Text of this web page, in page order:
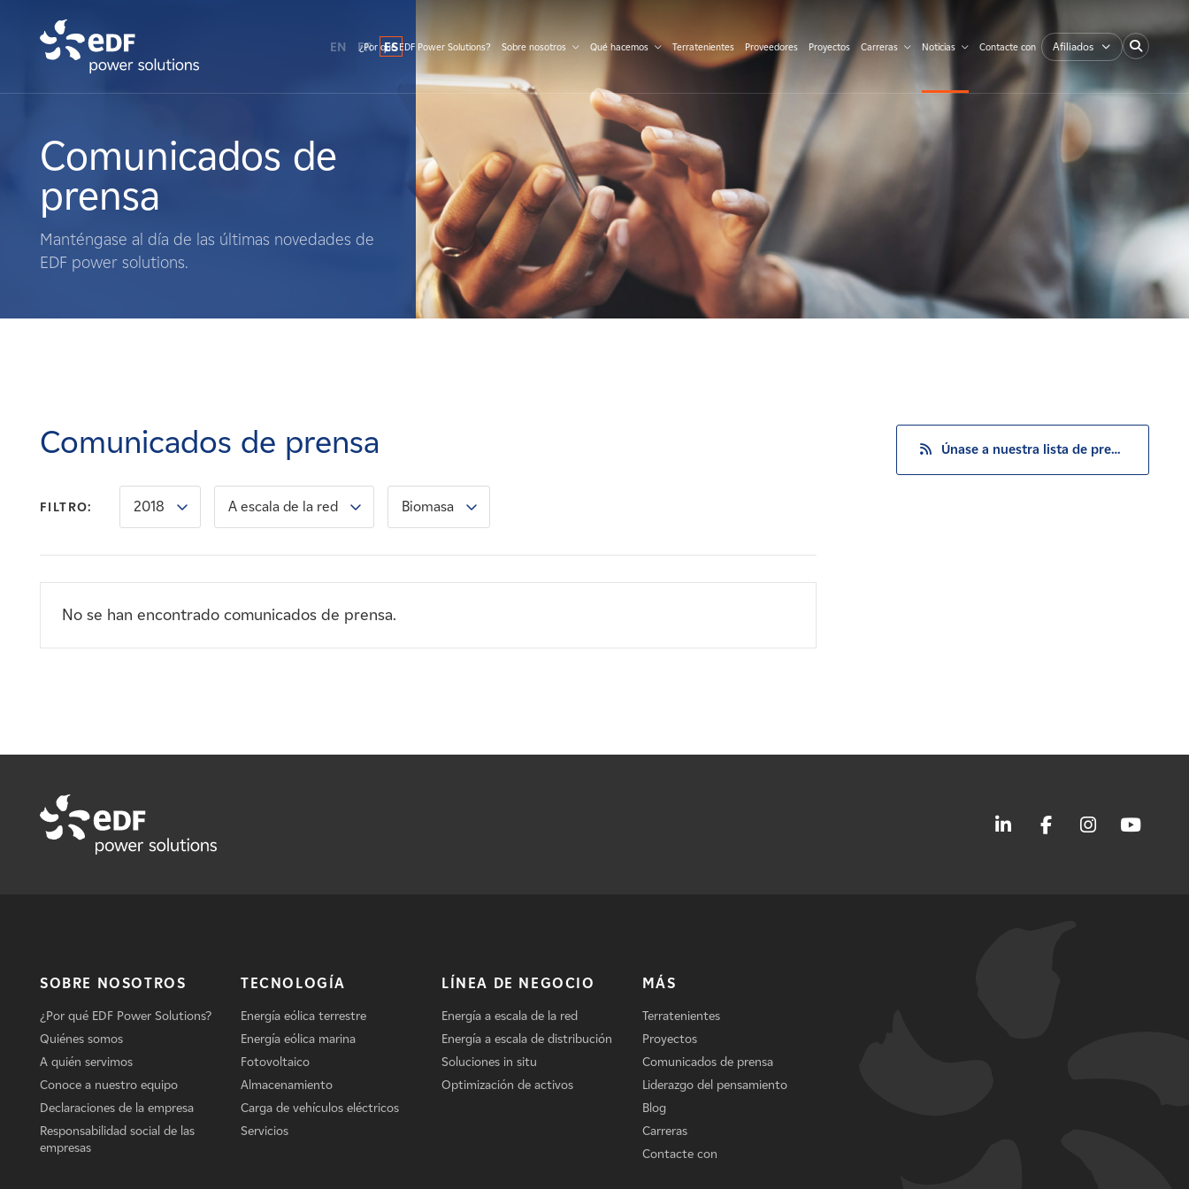
Qué hacemos
Terratenientes
Noticias
Contacte con
EN FR ES
¿Por qué EDF Power Solutions? Sobre nosotros Qué hacemos Terratenientes Proveedores Proyectos Carreras Noticias Contacte con Afiliados
Comunicados de
prensa
Manténgase al día de las últimas novedades de
EDF power solutions.
Comunicados de prensa
FILTRO: 2018 A escala de la red Biomasa
No se han encontrado comunicados de prensa.
Únase a nuestra lista de prensa
SOBRE NOSOTROS
¿Por qué EDF Power Solutions?
Quiénes somos
A quién servimos
Conoce a nuestro equipo
Declaraciones de la empresa
Responsabilidad social de las
empresas
TECNOLOGÍA
Energía eólica terrestre
Energía eólica marina
Fotovoltaico
Almacenamiento
Carga de vehículos eléctricos
Servicios
LÍNEA DE NEGOCIO
Energía a escala de la red
Energía a escala de distribución
Soluciones in situ
Optimización de activos
MÁS
Terratenientes
Proyectos
Comunicados de prensa
Liderazgo del pensamiento
Blog
Carreras
Contacte con